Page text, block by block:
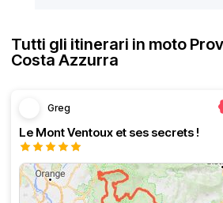
Tutti gli itinerari in moto
Costa Azzurra
Greg
Le Mont Ventoux et ses secrets !